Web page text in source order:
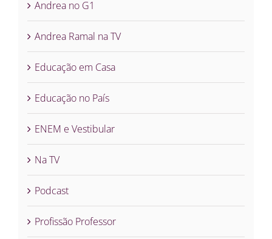
Andrea no G1
Andrea Ramal na TV
Educação em Casa
Educação no País
ENEM e Vestibular
Na TV
Podcast
Profissão Professor